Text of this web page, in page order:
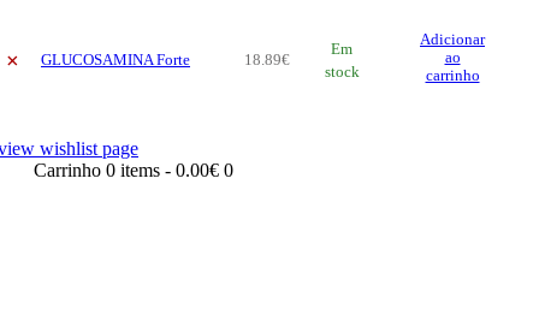
× GLUCOSAMINA Forte 18 89€
Em
stock
Adicionar
ao
carrinho
wishlist page
Carrinho 0 items - 0.00€ 0